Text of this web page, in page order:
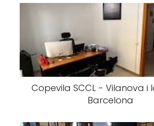
Copevila SCCL - Vilanova i
Barcelona